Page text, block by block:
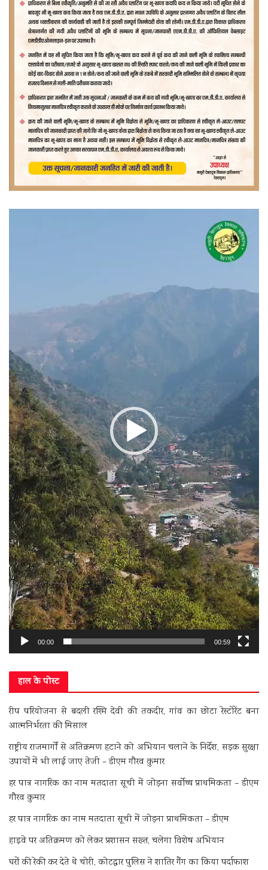
00:00 00:59
हाल के पोस्ट
रीप परियोजना से बदली रश्मि देवी की तकदीर, गांव का छोटा रेस्टोरेंट बना
आत्मनिर्भरता की मिसाल
राष्ट्रीय राजमार्गों से अतिक्रमण हटाने को अभियान चलाने के निर्देश, सड़क सुरक्षा
उपायों में भी लाई जाए तेजी – डीएम गौरव कुमार
हर पात्र नागरिक का नाम मतदाता सूची में जोड़ना सर्वोच्च प्राथमिकता – डीएम
गौरव कुमार
हर पात्र नागरिक का नाम मतदाता सूची में जोड़ना प्राथमिकता – डीएम
हाइवे पर अतिक्रमण को लेकर प्रशासन सख्त, चलेगा विशेष अभियान
घरों की रेकी कर देते थे चोरी, कोटद्वार पुलिस ने शातिर गैंग का किया पर्दाफाश